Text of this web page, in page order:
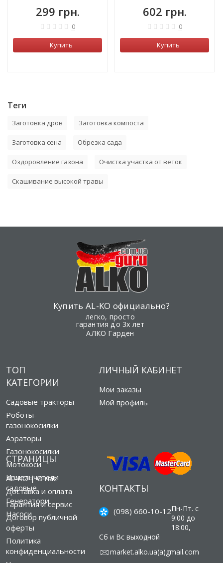
299 грн.
0
Купить
602 грн.
0
Купить
Теги
Заготовка дров Заготовка компоста
Заготовка сена Обрезка сада
Оздоровление газона Очистка участка от веток
Скашивание высокой травы
Купить AL-KO официально?
легко, просто
гарантия до 3х лет
АЛКО Гарден
ТОП
КАТЕГОРИИ
Садовые тракторы
Роботы-
газонокосилки
Аэраторы
Газонокосилки
Мотокоси
Измельчители
садовые
Генератори
Насоси
СТРАНИЦЫ
AL-KO | О нас
Доставка и оплата
Гарантия и сервис
Договор публичной
оферты
Политика
конфиденциальности
ЛИЧНЫЙ КАБИНЕТ
Мои заказы
Мой профиль
КОНТАКТЫ
(098) 660-10-12Пн-Пт. с
9:00 до
18:00,
Сб и Вс выходной
market.alko.ua(а)gmail.com